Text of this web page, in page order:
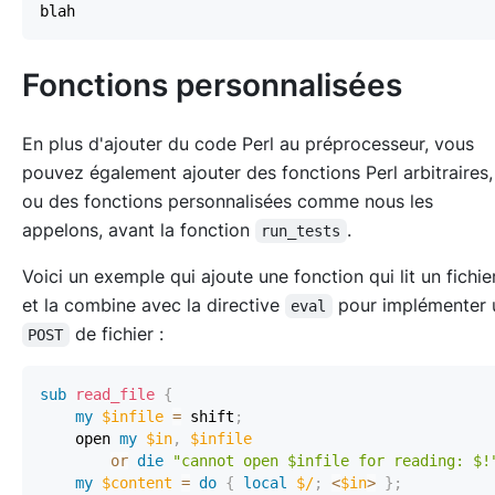
Fonctions personnalisées
En plus d'ajouter du code Perl au préprocesseur, vous
pouvez également ajouter des fonctions Perl arbitraires,
ou des fonctions personnalisées comme nous les
appelons, avant la fonction
run_tests .
Voici un exemple qui ajoute une fonction qui lit un
et la combine avec la directive
eval pour implémenter
POST de fichier :
sub read_file {
my $infile = shift ;
    open
my $in,
$infile
or die
"cannot open $infile for reading:
my $content = do { local $/; <$in> } ;